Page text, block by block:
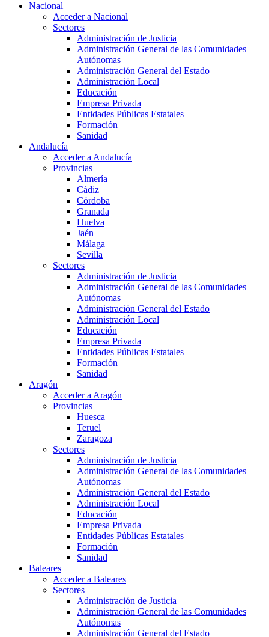
Nacional
Acceder a Nacional
Sectores
Administración de Justicia
Administración General de las Comunidades
Autónomas
Administración General del Estado
Administración Local
Educación
Empresa Privada
Entidades Públicas Estatales
Formación
Sanidad
Andalucía
Acceder a Andalucía
Provincias
Almería
Cádiz
Córdoba
Granada
Huelva
Jaén
Málaga
Sevilla
Sectores
Administración de Justicia
Administración General de las Comunidades
Autónomas
Administración General del Estado
Administración Local
Educación
Empresa Privada
Entidades Públicas Estatales
Formación
Sanidad
Aragón
Acceder a Aragón
Provincias
Huesca
Teruel
Zaragoza
Sectores
Administración de Justicia
Administración General de las Comunidades
Autónomas
Administración General del Estado
Administración Local
Educación
Empresa Privada
Entidades Públicas Estatales
Formación
Sanidad
Baleares
Acceder a Baleares
Sectores
Administración de Justicia
Administración General de las Comunidades
Autónomas
Administración General del Estado